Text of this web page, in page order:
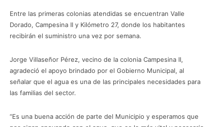
Entre las primeras colonias atendidas se encuentran Valle
Dorado, Campesina II y Kilómetro 27, donde los habitantes
recibirán el suministro una vez por semana.
Jorge Villaseñor Pérez, vecino de la colonia Campesina II,
agradeció el apoyo brindado por el Gobierno Municipal, al
señalar que el agua es una de las principales necesidades para
las familias del sector.
“Es una buena acción de parte del Municipio y esperamos que